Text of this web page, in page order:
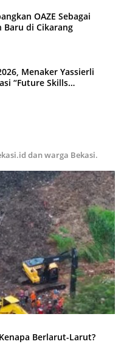
OAZE Sebagai
Baru di Cikarang
Menaker Yassierli
“Future Skills
dan warga Bekasi.
Berlarut-Larut?